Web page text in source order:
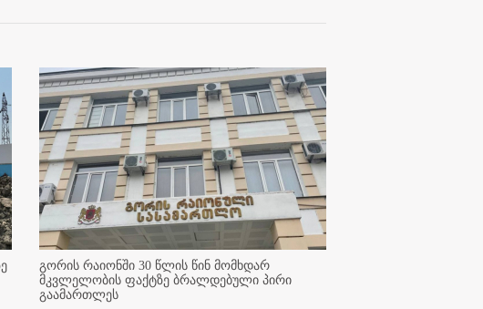
გორის რაიონში 30 წლის წინ მომხდარ
მკვლელობის ფაქტზე ბრალდებული პირი
გაამართლეს